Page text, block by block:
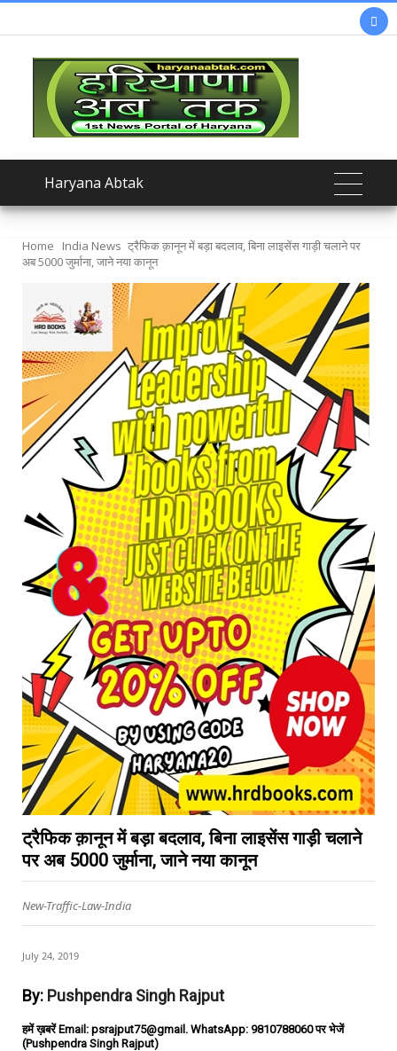

Haryana Abtak
Home India News ट्रैफिक क़ानून में बड़ा बदलाव, बिना लाइसेंस गाड़ी चलाने पर
अब 5000 जुर्माना, जाने नया कानून
ट्रैफिक क़ानून में बड़ा बदलाव, बिना लाइसेंस गाड़ी चलाने
पर अब 5000 जुर्माना, जाने नया कानून
New-Traffic-Law-India
July 24, 2019
By: Pushpendra Singh Rajput
हमें ख़बरें Email: psrajput75@gmail. WhatsApp: 9810788060 पर भेजें
(Pushpendra Singh Rajput)